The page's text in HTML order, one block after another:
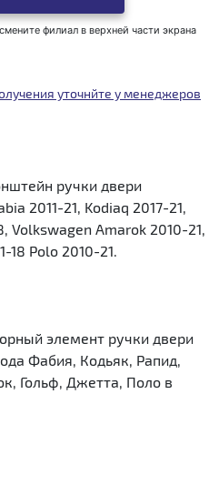
филиал в верхней части экрана
уточнйте у менеджеров
ручки двери
2011-21, Kodiaq 2017-21,
Volkswagen Amarok 2010-21,
18 Polo 2010-21.
элемент ручки двери
Фабия, Кодьяк, Рапид,
Гольф, Джетта, Поло в